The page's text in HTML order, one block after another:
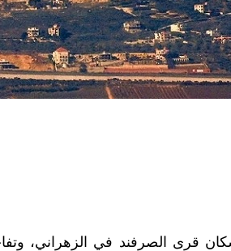
قرى الصرفند في الزهراني،